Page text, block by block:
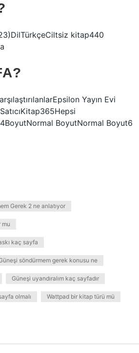
kitap440
Yayın Evi
BoyutNormal Boyut6
Gerek 2 ne anlatıyor
mu
kaç sayfa
söndürmem gerek konusu ne
Güneşi uyandıralım kaç sayfadır
olmalı Wattpad bir kitap türü mü